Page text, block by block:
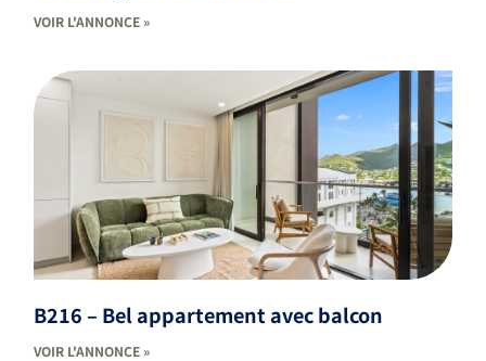
VOIR L'ANNONCE »
B216 – Bel appartement avec balcon
VOIR L'ANNONCE »